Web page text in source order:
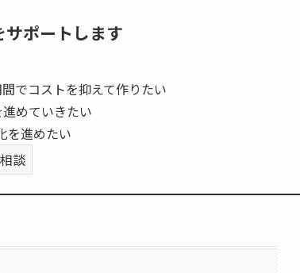
サポートします
でコストを抑えて作りたい
めていきたい
を進めたい
談